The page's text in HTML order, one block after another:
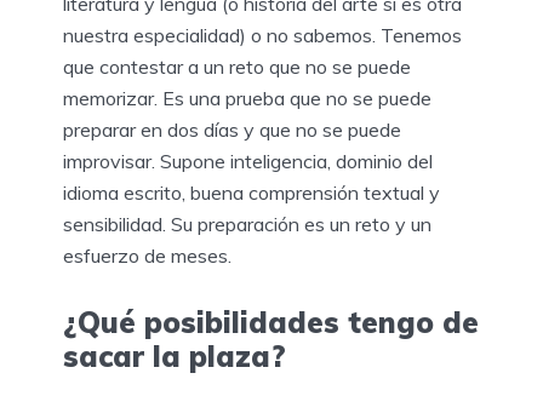
nuestra especialidad) o no sabemos. Tenemos
que contestar a un reto que no se puede
memorizar. Es una prueba que no se puede
preparar en dos días y que no se puede
improvisar. Supone inteligencia, dominio del
idioma escrito, buena comprensión textual y
sensibilidad. Su preparación es un reto y un
esfuerzo de meses.
¿Qué posibilidades tengo de
sacar la plaza?